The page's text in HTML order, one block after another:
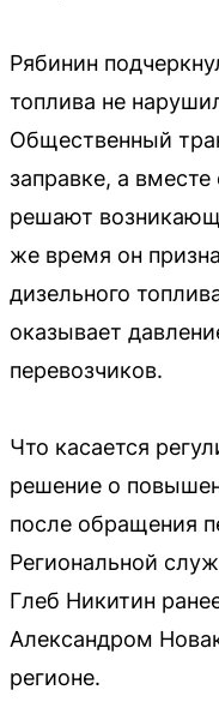
Рябинин
топлива не
Общественный
заправке, а
решают
же время он
дизельного
оказывает
перевозчиков.
Что касается
решение о
после обращения
Региональной
Глеб Никитин
Александром
регионе.